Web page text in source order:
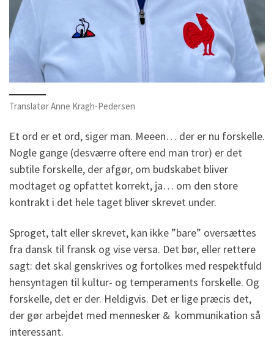
Translatør Anne Kragh-Pedersen
Et ord er et ord, siger man. Meeen… der er nu forskelle.
Nogle gange (desværre oftere end man tror) er det
subtile forskelle, der afgør, om budskabet bliver
modtaget og opfattet korrekt, ja… om den store
kontrakt i det hele taget bliver skrevet under.
Sproget, talt eller skrevet, kan ikke ”bare” oversættes
fra dansk til fransk og vise versa. Det bør, eller rettere
sagt: det skal genskrives og fortolkes med respektfuld
hensyntagen til kultur- og temperaments forskelle. Og
forskelle, det er der. Heldigvis. Det er lige præcis det,
der gør arbejdet med mennesker & kommunikation så
interessant.